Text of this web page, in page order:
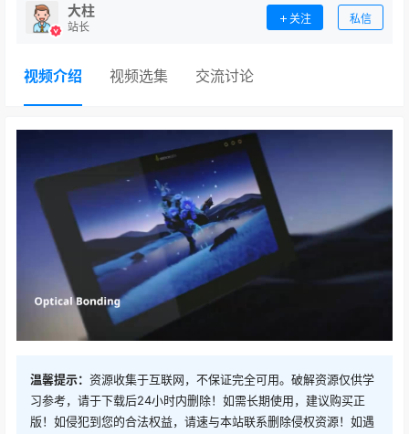
大柱
站长
关注 私信
视频介绍 视频选集 交流讨论
温馨提示： 资源收集于互联网，不保证完全可用。破解资源仅供学
习参考，请于下载后24小时内删除！如需长期使用，建议购买正
版！如侵犯到您的合法权益，请速与本站联系删除侵权资源！如遇